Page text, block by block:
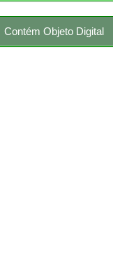
Contém Objeto Digital